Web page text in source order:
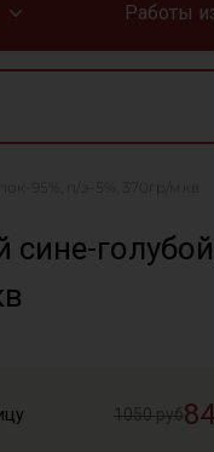
Работы
95%, п/э-5%, 370гр/м.кв
сине-
1050 руб